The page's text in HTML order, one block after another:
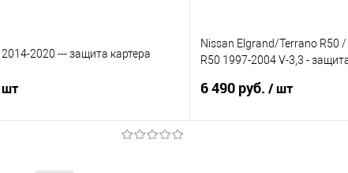
2014-2020 --- защита картера
Nissan Elgrand/Terrano R50
R50 1997-2004 V-3,3 -
6 490 руб. / шт